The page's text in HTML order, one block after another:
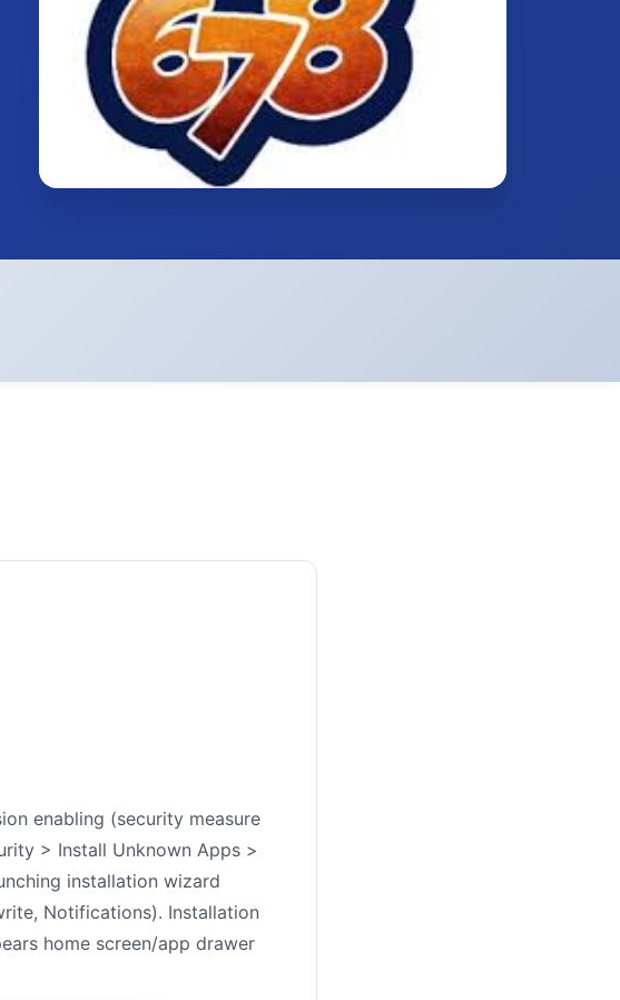
enabling (security measure
> Install Unknown Apps >
installation wizard
Notifications). Installation
home screen/app drawer